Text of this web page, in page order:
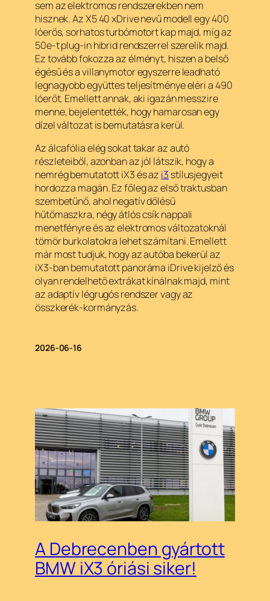
sem az elektromos rendszerekben nem
hisznek. Az X5 40 xDrive nevű modell egy 400
lóerős, sorhatos turbómotort kap majd, míg az
50e-t plug-in hibrid rendszerrel szerelik majd.
Ez tovább fokozza az élményt, hiszen a belső
égésű és a villanymotor egyszerre leadható
legnagyobb együttes teljesítménye eléri a 490
lóerőt. Emellett annak, aki igazán messzire
menne, bejelentették, hogy hamarosan egy
dízel változat is bemutatásra kerül.
Az álcafólia elég sokat takar az autó
részleteiből, azonban az jól látszik, hogy a
nemrég bemutatott iX3 és az i3 stílusjegyeit
hordozza magán. Ez főleg az első traktusban
szembetűnő, ahol negatív dőlésű
hűtőmaszkra, négy átlós csík nappali
menetfényre és az elektromos változatoknál
tömör burkolatokra lehet számítani. Emellett
már most tudjuk, hogy az autóba bekerül az
iX3-ban bemutatott panoráma iDrive kijelző és
olyan rendelhető extrákat kínálnak majd, mint
az adaptív légrugós rendszer vagy az
összkerék-kormányzás.
2026-06-16
A Debrecenben gyártott
BMW iX3 óriási siker!